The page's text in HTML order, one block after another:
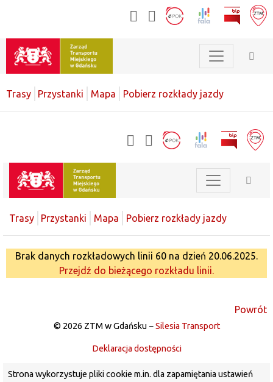
Trasy Przystanki Mapa Pobierz rozkłady jazdy
Trasy Przystanki Mapa Pobierz rozkłady jazdy
Brak danych rozkładowych linii 60 na dzień 20.06.2025.
Przejdź do bieżącego rozkładu linii.
Powrót
© 2026 ZTM w Gdańsku −Silesia Transport
Deklaracja dostępności
Strona wykorzystuje pliki cookie m.in. dla zapamiętania ustawień